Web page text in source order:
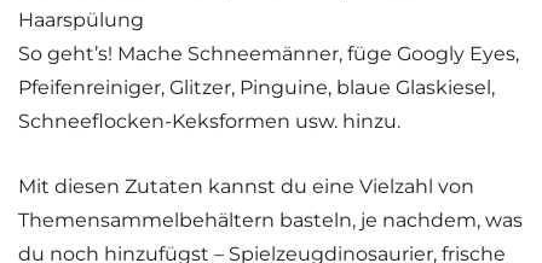
Haarspülung
So geht’s! Mache Schneemänner, füge Googly Eyes,
Pfeifenreiniger, Glitzer, Pinguine, blaue Glaskiesel,
Schneeflocken-Keksformen usw. hinzu.
Mit diesen Zutaten kannst du eine Vielzahl von
Themensammelbehältern basteln, je nachdem, was
du noch hinzufügst – Spielzeugdinosaurier, frische